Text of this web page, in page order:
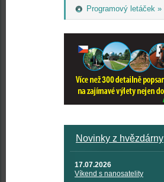
Programový letáček »
Novinky z hvězdárny
17.07.2026
Víkend s nanosatelity